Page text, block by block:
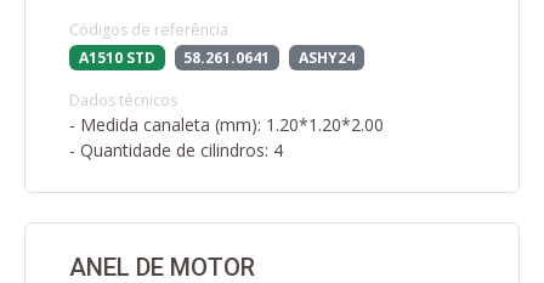
Códigos de referência
A1510 STD
58.261.0641 ASHY24
Dados técnicos
- Medida canaleta (mm): 1.20*1.20*2.00
- Quantidade de cilindros: 4
ANEL DE MOTOR